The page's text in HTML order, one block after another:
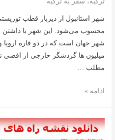
شهر استانبول از دیرباز قطب
شهر جهان است که در دو قاره اروپا
میلیون ها گردشگر خارجی از اقصی
مطلب …
نقشه
ادامه »